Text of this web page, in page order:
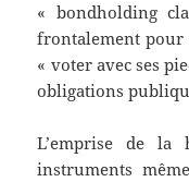
« bondholding
frontalement
« voter avec ses
obligations
L’emprise de la
instruments